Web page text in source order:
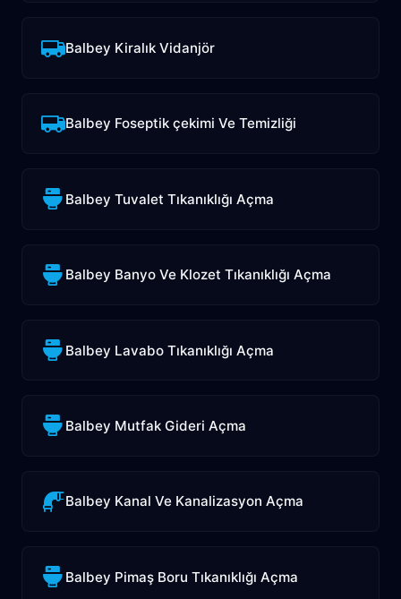
Balbey Kiralık Vidanjör
Balbey Foseptik çekimi Ve Temizliği
Balbey Tuvalet Tıkanıklığı Açma
Balbey Banyo Ve Klozet Tıkanıklığı Açma
Balbey Lavabo Tıkanıklığı Açma
Balbey Mutfak Gideri Açma
Balbey Kanal Ve Kanalizasyon Açma
Balbey Pimaş Boru Tıkanıklığı Açma